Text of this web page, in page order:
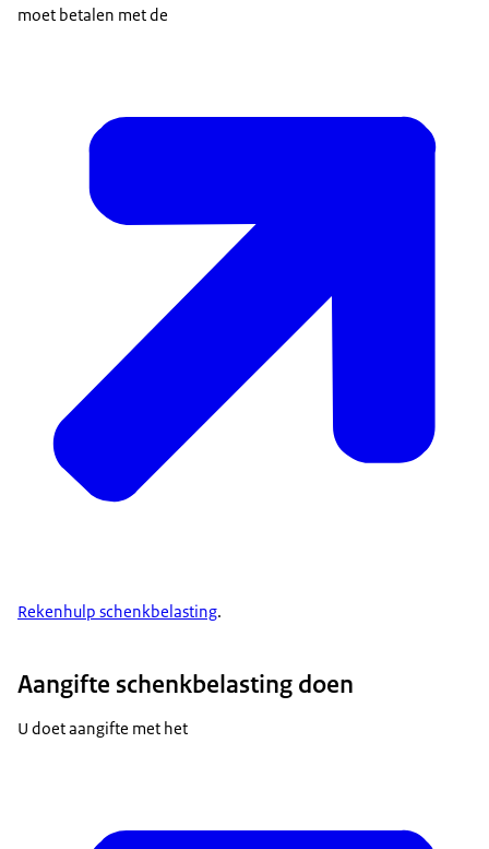
moet betalen met de
Rekenhulp schenkbelasting.
Aangifte schenkbelasting doen
U doet aangifte met het